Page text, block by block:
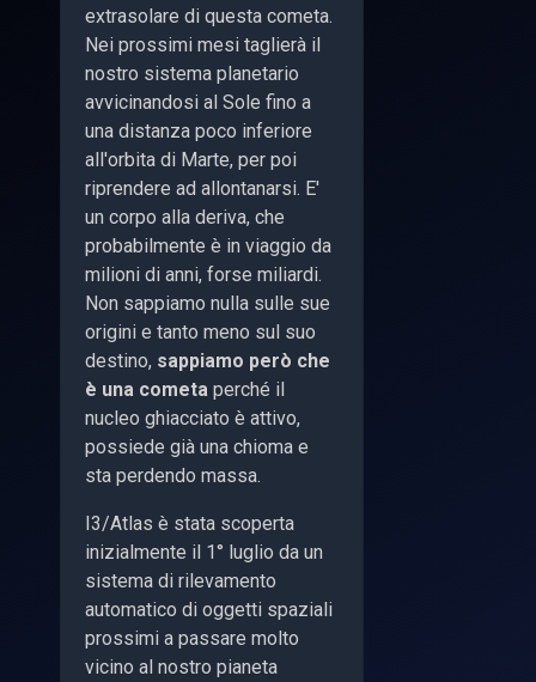
extrasolare di questa cometa.
Nei prossimi mesi taglierà il
nostro sistema planetario
avvicinandosi al Sole fino a
una distanza poco inferiore
all'orbita di Marte, per poi
riprendere ad allontanarsi. E'
un corpo alla deriva, che
probabilmente è in viaggio da
milioni di anni, forse miliardi.
Non sappiamo nulla sulle sue
origini e tanto meno sul suo
destino, sappiamo però che
è una cometa perché il
nucleo ghiacciato è attivo,
possiede già una chioma e
sta perdendo massa.
I3/Atlas è stata scoperta
inizialmente il 1° luglio da un
sistema di rilevamento
automatico di oggetti spaziali
prossimi a passare molto
vicino al nostro pianeta